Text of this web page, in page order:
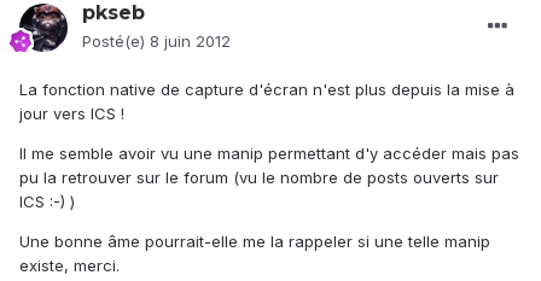
pkseb
Posté(e) 8 juin 2012
La fonction native de capture d'écran n'est plus depuis la mise à
jour vers ICS !
Il me semble avoir vu une manip permettant d'y accéder mais pas
pu la retrouver sur le forum (vu le nombre de posts ouverts sur
ICS :-) )
Une bonne âme pourrait-elle me la rappeler si une telle manip
existe, merci.